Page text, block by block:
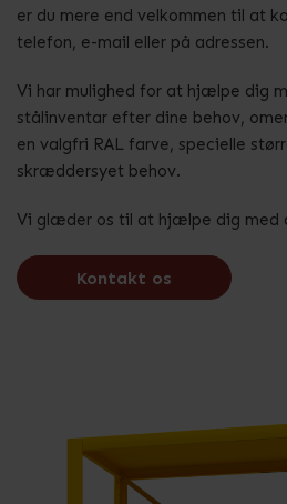
er du mere end velkommen til at
telefon, e-mail eller på adressen.
Vi har mulighed for at hjælpe dig
stålinventar efter dine behov,
en valgfri RAL farve, specielle
skræddersyet behov.
Vi glæder os til at hjælpe dig med
Kontakt os